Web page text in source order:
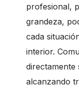
profesional,
grandeza,
cada
interior.
directamente
alcanzando